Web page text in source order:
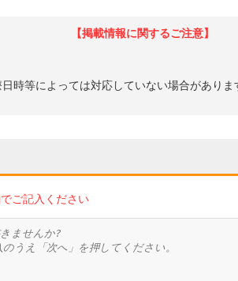
【掲載情報に関するご注意】
時等によっては対応していない場合がありま
ご記入ください